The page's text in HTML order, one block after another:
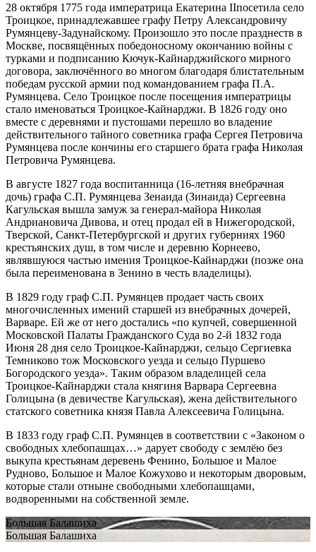
28 октября 1775 года императрица Екатерина IIпосетила село
Троицкое, принадлежавшее графу Петру Александровичу
Румянцеву-Задунайскому. Произошло это после празднеств в
Москве, посвящённых победоносному окончанию войны с
турками и подписанию Кючук-Кайнарджийского мирного
договора, заключённого во многом благодаря блистательным
победам русской армии под командованием графа П.А.
Румянцева. Село Троицкое после посещения императрицы
стало именоваться Троицкое-Кайнарджи. В 1826 году оно
вместе с деревнями и пустошами перешло во владение
действительного тайного советника графа Сергея Петровича
Румянцева после кончины его старшего брата графа Николая
Петровича Румянцева.
В августе 1827 года воспитанница (16-летняя внебрачная
дочь) графа С.П. Румянцева Зенаида (Зинаида) Сергеевна
Кагульская вышла замуж за генерал-майора Николая
Андриановича Дивова, и отец продал ей в Нижегородской,
Тверской, Санкт-Петербургской и других губерниях 1960
крестьянских душ, в том числе и деревню Корнеево,
являвшуюся частью имения Троицкое-Кайнарджи (позже она
была переименована в Зенино в честь владелицы).
В 1829 году граф С.П. Румянцев продает часть своих
многочисленных имений старшей из внебрачных дочерей,
Варваре. Ей же от него достались «по купчей, совершенной
Московской Палаты Гражданского Суда во 2-й 1832 года
Июня 28 дня село Троицкое-Кайнарджи, сельцо Сергиевка
Темниково тож Московского уезда и сельцо Пуршево
Богородского уезда». Таким образом владелицей села
Троицкое-Кайнарджи стала княгиня Варвара Сергеевна
Голицына (в девичестве Кагульская), жена действительного
статского советника князя Павла Алексеевича Голицына.
В 1833 году граф С.П. Румянцев в соответствии с «Законом о
свободных хлебопашцах…» дарует свободу с землёю без
выкупа крестьянам деревень Фенино, Большое и Малое
Рудново, Большое и Малое Кожухово и некоторым дворовым,
которые стали отныне свободными хлебопашцами,
водворенными на собственной земле.
Большая Балашиха
Большая Балашиха